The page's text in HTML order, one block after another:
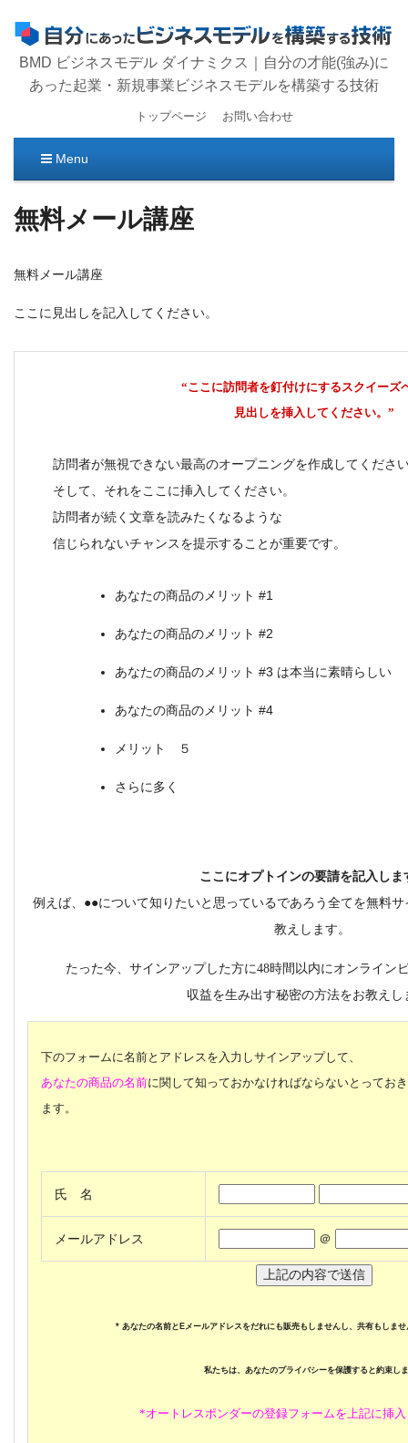
BMD ビジネスモデル ダイナミクス｜自分の才能(強み)に
あった起業・新規事業ビジネスモデルを構築する技術
トップページ お問い合わせ
Menu
ン
テ
ツ
へ
動
無料メール講座
無料メール講座
ここに見出しを記入してください。
“ここに訪問者を釘付けにするスクイーズ
見出しを挿入してください。 ”
訪問者が無視できない最高のオープニングを作成してくださ
そして、それをここに挿入してください。
訪問者が続く文章を読みたくなるような
信じられないチャンスを提示することが重要です。
あなたの商品のメリット #1
あなたの商品のメリット #2
あなたの商品のメリット #3 は本当に素晴らしい
あなたの商品のメリット #4
メリット ５
さらに多く
ここにオプトインの要請を記入しま
例えば、●●について知りたいと思っているであろう全てを無料
教えします。
たった今、サインアップした方に48時間以内にオンライン
収益を生み出す秘密の方法をお教えし
下のフォームに名前とアドレスを入力しサインアップして、
あなたの商品の名前に関して知っておかなければならないとってお
ます。
氏 名
メールアドレス ＠
* あなたの名前とEメールアドレスをだれにも販売もしませんし、共有もしま
私たちは、あなたのプライバシーを保護すると約束し
*オートレスポンダーの登録フォームを上記に挿